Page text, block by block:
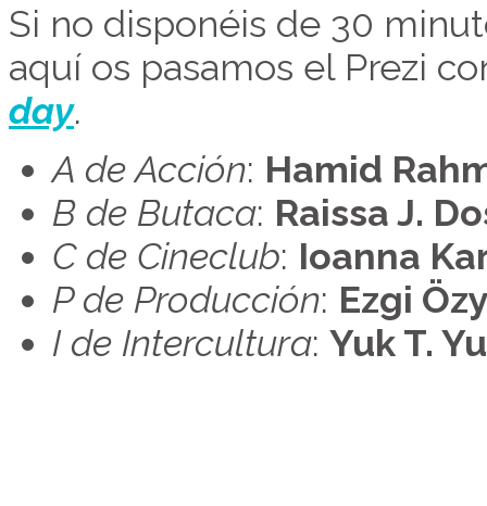
Si no disponéis de 30
aquí os pasamos el Prezi
day.
A de Acción: Hamid
B de Butaca: Raissa J.
C de Cineclub: Ioanna
P de Producción: Ezgi
I de Intercultura: Yuk T.